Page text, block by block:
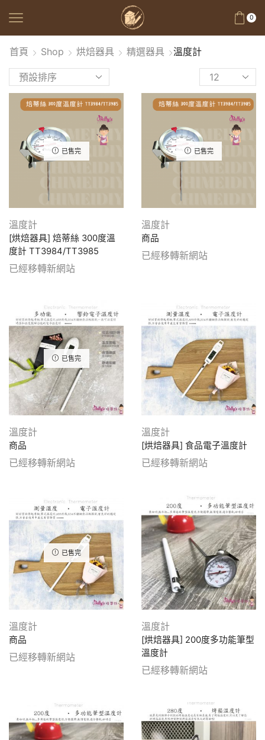
0
首頁 Shop 烘焙器具 精選器具 溫度計
已售完
溫度計
[烘焙器具] 焙蒂絲 300度溫
度計 TT3984/TT3985
已經移轉新網站
已售完
溫度計
商品
已經移轉新網站
已售完
溫度計
商品
已經移轉新網站
溫度計
[烘焙器具] 食品電子溫度計
已經移轉新網站
已售完
溫度計
商品
已經移轉新網站
溫度計
[烘焙器具] 200度多功能筆型
溫度計
已經移轉新網站